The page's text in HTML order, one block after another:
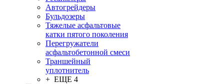
Автогрейдеры
Бульдозеры
Тяжелые асфальтовые
катки пятого поколения
Перегружатели
асфальтобетонной смеси
Траншейный
уплотнитель
+ ЕЩЕ 4